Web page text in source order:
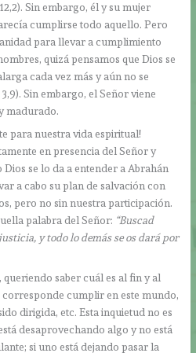
Sin embargo, él y su mujer
cumplirse todo aquello. Pero
para llevar a cumplimiento
quizá pensamos que Dios se
cada vez más y aún no se
Sin embargo, el Señor viene
madurado.
para nuestra vida espiritual!
en presencia del Señor y
se lo da a entender a Abrahán
a cabo su plan de salvación con
pero no sin nuestra participación.
palabra del Señor: “Buscad
y todo lo demás se os dará por
queriendo saber cuál es al fin y al
corresponde cumplir en este mundo,
dirigida, etc. Esta inquietud no es
desaprovechando algo y no está
si uno está dejando pasar la